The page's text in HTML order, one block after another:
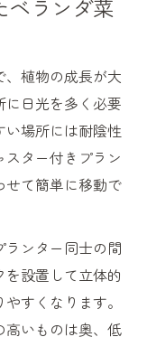
園を賢く配置
ベランダ菜
植物の成長が大
に日光を多く必要
い場所には耐陰性
ター付きプラン
せて簡単に移動で
ランター同士の間
設置して立体的
すくなります。
高いものは奥、低